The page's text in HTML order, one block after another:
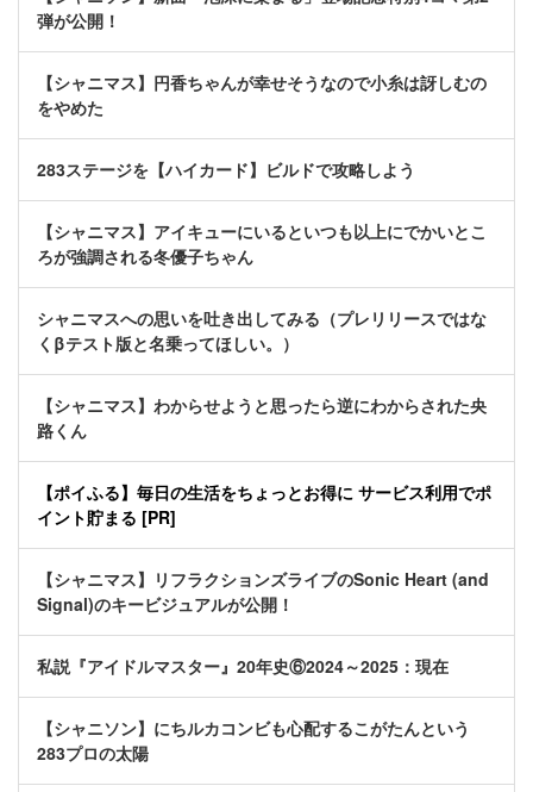
弾が公開！
【シャニマス】円香ちゃんが幸せそうなので小糸は訝しむの
をやめた
283ステージを【ハイカード】ビルドで攻略しよう
【シャニマス】アイキューにいるといつも以上にでかいとこ
ろが強調される冬優子ちゃん
シャニマスへの思いを吐き出してみる（プレリリースではな
くβテスト版と名乗ってほしい。）
【シャニマス】わからせようと思ったら逆にわからされた央
路くん
【ポイふる】毎日の生活をちょっとお得に サービス利用でポ
イント貯まる [PR]
【シャニマス】リフラクションズライブのSonic Heart (and
Signal)のキービジュアルが公開！
私説『アイドルマスター』20年史⑥2024～2025：現在
【シャニソン】にちルカコンビも心配するこがたんという
283プロの太陽